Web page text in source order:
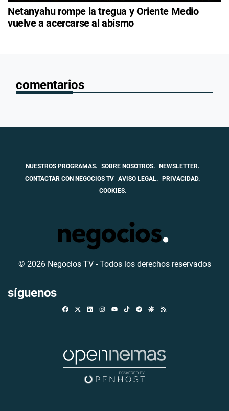
Netanyahu rompe la tregua y Oriente Medio
vuelve a acercarse al abismo
comentarios
NUESTROS PROGRAMAS. SOBRE NOSOTROS.
NEWSLETTER.
CONTACTAR CON NEGOCIOS TV AVISO LEGAL.
PRIVACIDAD.
COOKIES.
© 2026 Negocios TV - Todos los derechos reservados
síguenos
FacebookLinkedinInstagramTikTokTelegramGoogle Discover